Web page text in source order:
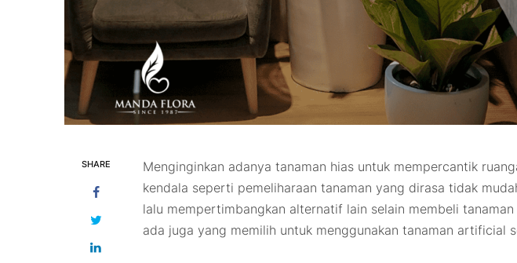
SHARE
Menginginkan adanya tanaman hias untuk mempercantik
kendala seperti pemeliharaan tanaman yang dirasa tidak
lalu mempertimbangkan alternatif lain selain membeli
ada juga yang memilih untuk menggunakan tanaman artificial